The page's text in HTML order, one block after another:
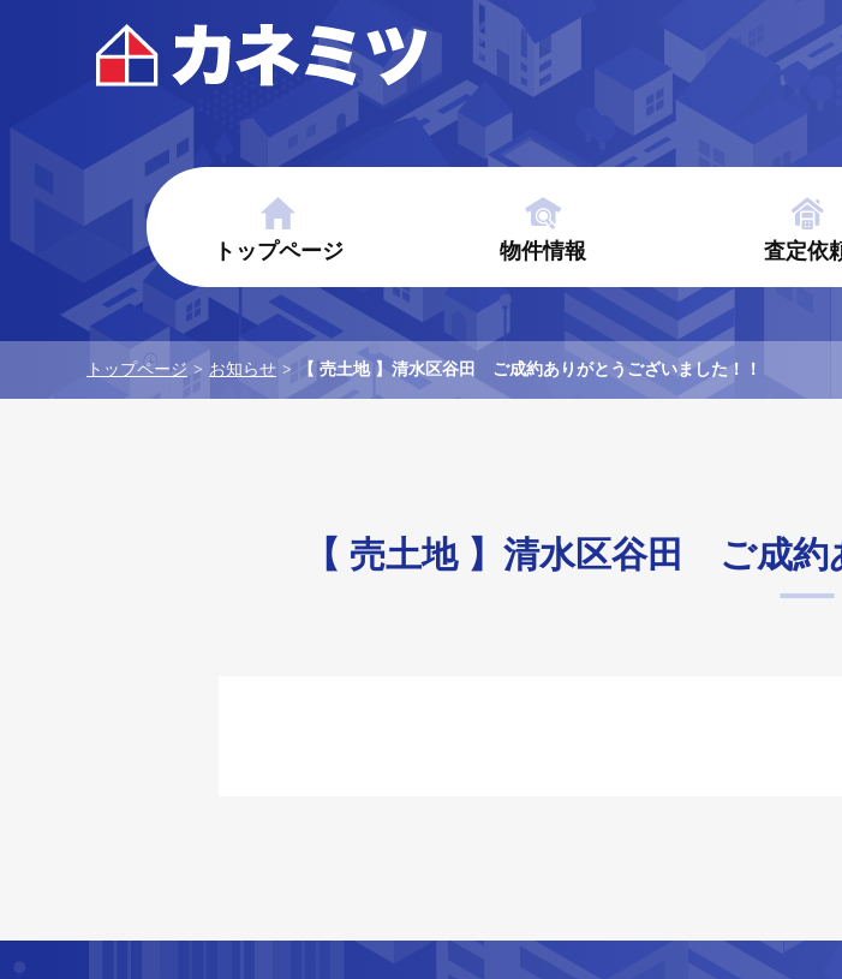
トップページ 物件情報 査定依
トップページ > お知らせ > 【 売土地 】清水区谷田 ご成約ありがとうございました！！
【 売土地 】清水区谷田 ご成